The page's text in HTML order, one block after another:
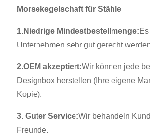
Morsekegelschaft für Stähle
1.Niedrige Mindestbestellmenge:
Unternehmen sehr gut gerecht
2.OEM akzeptiert:Wir können jede
Designbox herstellen (Ihre eigene
Kopie).
3. Guter Service:Wir behandeln
Freunde.